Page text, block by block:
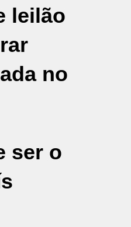
leilão
no
ser o